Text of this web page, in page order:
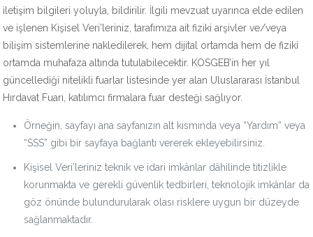
iletişim bilgileri yoluyla, bildirilir. İlgili mevzuat uyarınca elde edilen
ve işlenen Kişisel Veri’leriniz, tarafımıza ait fiziki arşivler ve/veya
bilişim sistemlerine nakledilerek, hem dijital ortamda hem de fiziki
ortamda muhafaza altında tutulabilecektir. KOSGEB’in her yıl
güncellediği nitelikli fuarlar listesinde yer alan Uluslararası İstanbul
Hırdavat Fuarı, katılımcı firmalara fuar desteği sağlıyor.
Örneğin, sayfayı ana sayfanızın alt kısmında veya “Yardım” veya
“SSS” gibi bir sayfaya bağlantı vererek ekleyebilirsiniz.
Kişisel Veri’leriniz teknik ve idari imkânlar dâhilinde titizlikle
korunmakta ve gerekli güvenlik tedbirleri, teknolojik imkânlar da
göz önünde bulundurularak olası risklere uygun bir düzeyde
sağlanmaktadır.